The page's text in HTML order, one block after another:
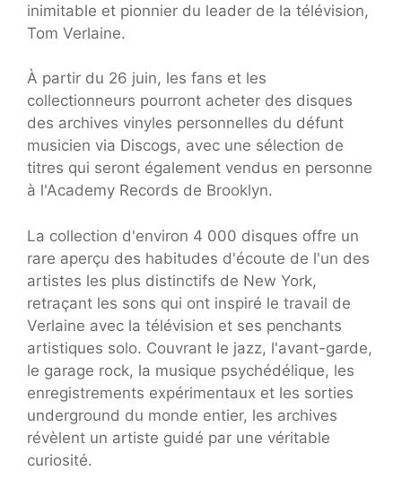
inimitable et pionnier du leader de la télévision,
Tom Verlaine.
À partir du 26 juin, les fans et les
collectionneurs pourront acheter des disques
des archives vinyles personnelles du défunt
musicien via Discogs, avec une sélection de
titres qui seront également vendus en personne
à l'Academy Records de Brooklyn.
La collection d'environ 4 000 disques offre un
rare aperçu des habitudes d'écoute de l'un des
artistes les plus distinctifs de New York,
retraçant les sons qui ont inspiré le travail de
Verlaine avec la télévision et ses penchants
artistiques solo. Couvrant le jazz, l'avant-garde,
le garage rock, la musique psychédélique, les
enregistrements expérimentaux et les sorties
underground du monde entier, les archives
révèlent un artiste guidé par une véritable
curiosité.